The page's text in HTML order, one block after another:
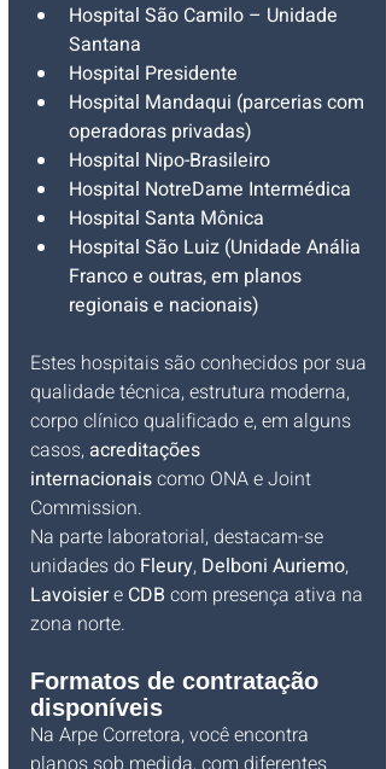
Hospital São Camilo – Unidade
Santana
Hospital Presidente
Hospital Mandaqui (parcerias com
operadoras privadas)
Hospital Nipo-Brasileiro
Hospital NotreDame Intermédica
Hospital Santa Mônica
Hospital São Luiz (Unidade Anália
Franco e outras, em planos
regionais e nacionais)
Estes hospitais são conhecidos por sua
qualidade técnica, estrutura moderna,
corpo clínico qualificado e, em alguns
casos, acreditações
internacionais como ONA e Joint
Commission.
Na parte laboratorial, destacam-se
unidades do Fleury, Delboni Auriemo,
Lavoisier e CDB com presença ativa na
zona norte.
Formatos de contratação
disponíveis
Na Arpe Corretora, você encontra